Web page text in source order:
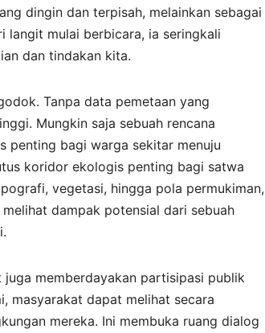
dingin dan terpisah, melainkan sebagai
langit mulai berbicara, ia seringkali
dan tindakan kita.
Tanpa data pemetaan yang
Mungkin saja sebuah rencana
penting bagi warga sekitar menuju
koridor ekologis penting bagi satwa
vegetasi, hingga pola permukiman,
dampak potensial dari sebuah
memberdayakan partisipasi publik
masyarakat dapat melihat secara
mereka. Ini membuka ruang dialog